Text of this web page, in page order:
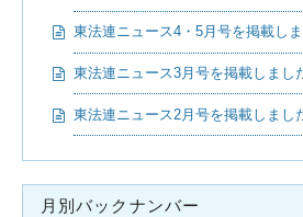
東法連ニュース4・5月号を掲載しま
東法連ニュース3月号を掲載しまし
東法連ニュース2月号を掲載しまし
月別バックナンバー